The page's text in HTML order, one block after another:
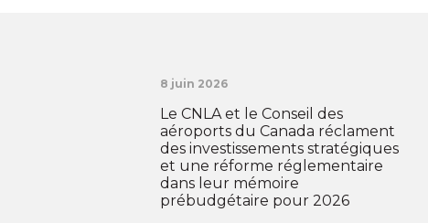
8 juin 2026
Le CNLA et le Conseil des
aéroports du Canada réclament
des investissements stratégiques
et une réforme réglementaire
dans leur mémoire
prébudgétaire pour 2026